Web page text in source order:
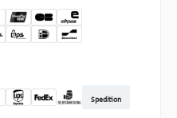
Spedition